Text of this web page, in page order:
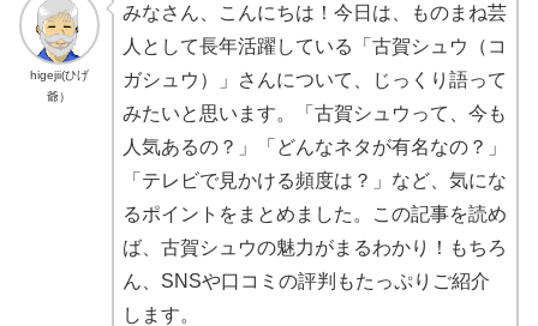
higejii(ひげ
爺）
みなさん、こんにちは！今日は、ものまね芸
人として長年活躍している「古賀シュウ（コ
ガシュウ）」さんについて、じっくり語って
みたいと思います。「古賀シュウって、今も
人気あるの？」「どんなネタが有名なの？」
「テレビで見かける頻度は？」など、気にな
るポイントをまとめました。この記事を読め
ば、古賀シュウの魅力がまるわかり！もちろ
ん、SNSや口コミの評判もたっぷりご紹介
します。